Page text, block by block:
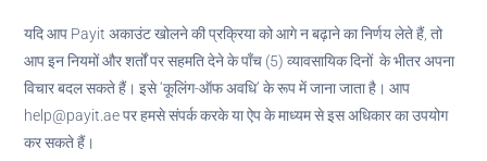
यदि आप Payit अकाउंट खोलने की प्रक्रिया को आगे न बढ़ाने का निर्णय लेते हैं, तो
आप इन नियमों और शर्तों पर सहमति देने के पाँच (5) व्यावसायिक दिनों के भीतर अपना
विचार बदल सकते हैं। इसे ‘कूलिंग-ऑफ अवधि’ के रूप में जाना जाता है। आप
help@payit.ae पर हमसे संपर्क करके या ऐप के माध्यम से इस अधिकार का उपयोग
कर सकते हैं।